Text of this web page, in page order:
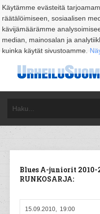
Käytämme evästeitä
räätälöimiseen, sosiaalisen
kävijämäärämme
median, mainosalan ja
kuinka käytät sivustoamme.
Blues A-juniorit 2010-
RUNKOSARJA:
15.09.2010, 19:00